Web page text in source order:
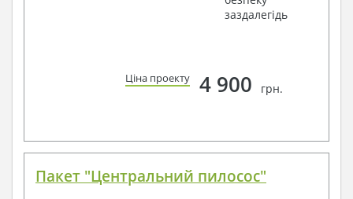
заздалегідь
Ціна проекту 4 900 грн.
Пакет "Центральний пилосос"